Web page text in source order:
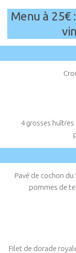
Menu à
4 grosses
Pavé de cochon
pommes de
Filet de dorade